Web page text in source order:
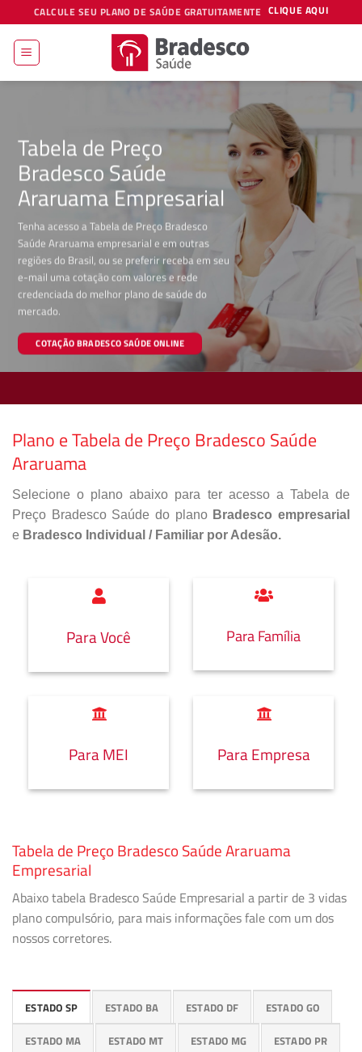
to
content
CALCULE SEU PLANO DE SAÚDE GRATUITAMENTE CLIQUE AQUI
Tabela de Preço
Bradesco Saúde
Araruama Empresarial
Tenha acesso a Tabela de Preço Bradesco
Saúde Araruama empresarial e em outras
regiões do Brasil, ou se preferir receba em seu
e-mail uma cotação com valores e rede
credenciada do melhor plano de saúde do
mercado.
COTAÇÃO BRADESCO SAÚDE ONLINE
Plano e Tabela de Preço Bradesco Saúde
Araruama
Selecione o plano abaixo para ter acesso a Tabela de
Preço Bradesco Saúde do plano Bradesco empresarial
e Bradesco Individual / Familiar por Adesão.
Para Você Para Família
Para MEI Para Empresa
Tabela de Preço Bradesco Saúde Araruama
Empresarial
Abaixo tabela Bradesco Saúde Empresarial a partir de 3 vidas
plano compulsório, para mais informações fale com um dos
nossos corretores.
ESTADO SP ESTADO BA ESTADO DF ESTADO GO
ESTADO MA ESTADO MT ESTADO MG ESTADO PR